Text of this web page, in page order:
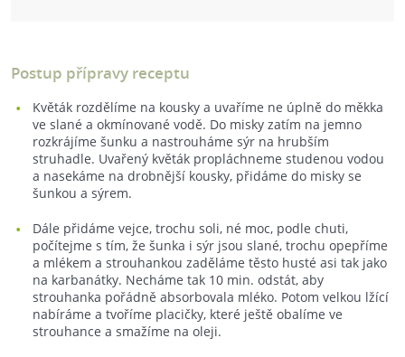
Postup přípravy receptu
Květák rozdělíme na kousky a uvaříme ne úplně do měkka
ve slané a okmínované vodě. Do misky zatím na jemno
rozkrájíme šunku a nastrouháme sýr na hrubším
struhadle. Uvařený květák propláchneme studenou vodou
a nasekáme na drobnější kousky, přidáme do misky se
šunkou a sýrem.
Dále přidáme vejce, trochu soli, né moc, podle chuti,
počítejme s tím, že šunka i sýr jsou slané, trochu opepříme
a mlékem a strouhankou zaděláme těsto husté asi tak jako
na karbanátky. Necháme tak 10 min. odstát, aby
strouhanka pořádně absorbovala mléko. Potom velkou lžící
nabíráme a tvoříme placičky, které ještě obalíme ve
strouhance a smažíme na oleji.